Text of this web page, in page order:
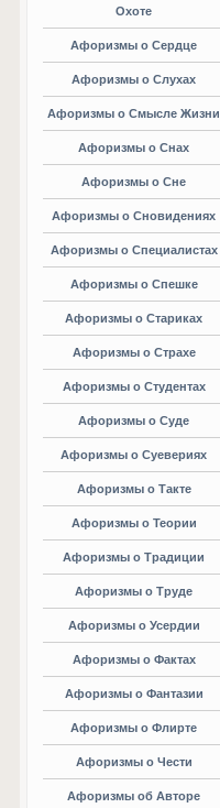
Охоте
Афоризмы о Сердце
Афоризмы о Слухах
Афоризмы о Смысле Жизни
Афоризмы о Снах
Афоризмы о Сне
Афоризмы о Сновидениях
Афоризмы о Специалистах
Афоризмы о Спешке
Афоризмы о Стариках
Афоризмы о Страхе
Афоризмы о Студентах
Афоризмы о Суде
Афоризмы о Суевериях
Афоризмы о Такте
Афоризмы о Теории
Афоризмы о Традиции
Афоризмы о Труде
Афоризмы о Усердии
Афоризмы о Фактах
Афоризмы о Фантазии
Афоризмы о Флирте
Афоризмы о Чести
Афоризмы об Авторе